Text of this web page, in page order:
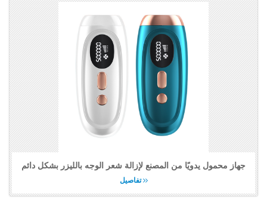
جهاز محمول يدويًا من المصنع لإزالة شعر الوجه بالليزر بشكل دائم
تفاصيل